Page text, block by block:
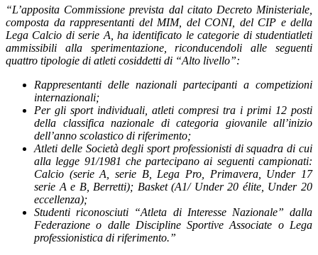
“L’apposita Commissione prevista dal citato Decreto Ministeriale,
composta da rappresentanti del MIM, del CONI, del CIP e della
Lega Calcio di serie A, ha identificato le categorie di studentiatleti
ammissibili alla sperimentazione, riconducendoli alle seguenti
quattro tipologie di atleti cosiddetti di “Alto livello”:
Rappresentanti delle nazionali partecipanti a competizioni
internazionali;
Per gli sport individuali, atleti compresi tra i primi 12 posti
della classifica nazionale di categoria giovanile all’inizio
dell’anno scolastico di riferimento;
Atleti delle Società degli sport professionisti di squadra di cui
alla legge 91/1981 che partecipano ai seguenti campionati:
Calcio (serie A, serie B, Lega Pro, Primavera, Under 17
serie A e B, Berretti); Basket (A1/ Under 20 élite, Under 20
eccellenza);
Studenti riconosciuti “Atleta di Interesse Nazionale” dalla
Federazione o dalle Discipline Sportive Associate o Lega
professionistica di riferimento.”